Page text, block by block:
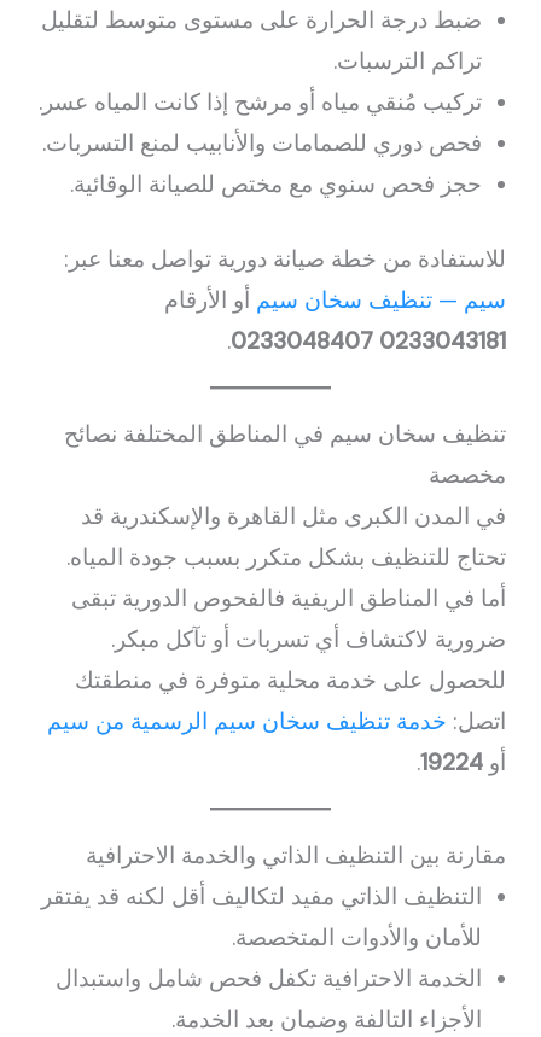
ضبط درجة الحرارة على مستوى متوسط لتقليل
تراكم الترسبات.
تركيب مُنقي مياه أو مرشح إذا كانت المياه عسر.
فحص دوري للصمامات والأنابيب لمنع التسربات.
حجز فحص سنوي مع مختص للصيانة الوقائية.
للاستفادة من خطة صيانة دورية تواصل معنا عبر:
سيم — تنظيف سخان سيم أو الأرقام
0233043181
0233048407
.
تنظيف سخان سيم في المناطق المختلفة نصائح
مخصصة
في المدن الكبرى مثل القاهرة والإسكندرية قد
تحتاج للتنظيف بشكل متكرر بسبب جودة المياه.
أما في المناطق الريفية فالفحوص الدورية تبقى
ضرورية لاكتشاف أي تسربات أو تآكل مبكر.
للحصول على خدمة محلية متوفرة في منطقتك
اتصل: خدمة تنظيف سخان سيم الرسمية من سيم
أو19224
.
مقارنة بين التنظيف الذاتي والخدمة الاحترافية
التنظيف الذاتي مفيد لتكاليف أقل لكنه قد يفتقر
للأمان والأدوات المتخصصة.
الخدمة الاحترافية تكفل فحص شامل واستبدال
الأجزاء التالفة وضمان بعد الخدمة.